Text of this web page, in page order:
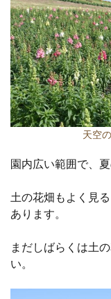
天空
園内広い範囲で、
土の花畑もよく見
あります。
まだしばらくは土
い。